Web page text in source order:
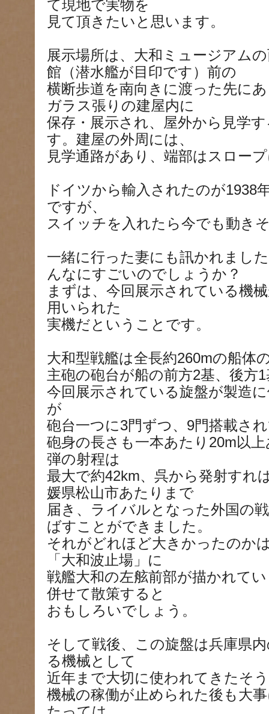
て現地で実物を
見て頂きたいと思います。
展示場所は、大和ミュージアム
館（潜水艦が目印です）前の
横断歩道を南向きに渡った先に
ガラス張りの建屋内に
保存・展示され、屋外から見学
す。建屋の外周には、
見学通路があり、端部はスロー
ドイツから輸入されたのが1938
ですが、
スイッチを入れたら今でも動き
一緒に行った妻にも訊かれまし
んなにすごいのでしょうか？
まずは、今回展示されている機
用いられた
実機だということです。
大和型戦艦は全長約260mの船体
主砲の砲台が船の前方2基、後方
今回展示されている旋盤が製造
が
砲台一つに3門ずつ、9門搭載さ
砲身の長さも一本あたり20m以
弾の射程は
最大で約42km、呉から発射すれ
媛県松山市あたりまで
届き、ライバルとなった外国の
ばすことができました。
それがどれほど大きかったのか
「大和波止場」に
戦艦大和の左舷前部が描かれて
併せて散策すると
おもしろいでしょう。
そして戦後、この旋盤は兵庫県
る機械として
近年まで大切に使われてきたそ
機械の稼働が止められた後も大